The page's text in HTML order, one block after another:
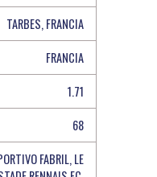
TARBES, FRANCIA
FRANCIA
1.71
68
FABRIL, LE